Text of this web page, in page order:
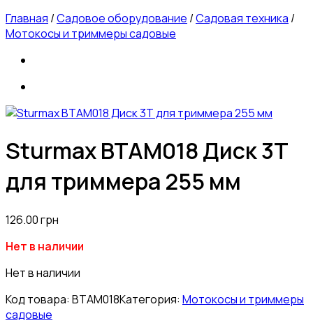
Главная /Садовое оборудование /Садовая техника /
Мотокосы и триммеры садовые
Sturmax BTAM018 Диск 3Т
для триммера 255 мм
126.00грн
Нет в наличии
Нет в наличии
Код товара: BTAM018Категория: Мотокосы и триммеры
садовые